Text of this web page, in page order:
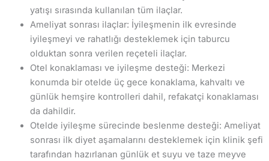
yatışı sırasında kullanılan tüm ilaçlar.
Ameliyat sonrası ilaçlar: İyileşmenin ilk evresinde
iyileşmeyi ve rahatlığı desteklemek için taburcu
olduktan sonra verilen reçeteli ilaçlar.
Otel konaklaması ve iyileşme desteği: Merkezi
konumda bir otelde üç gece konaklama, kahvaltı ve
günlük hemşire kontrolleri dahil, refakatçi konaklaması
da dahildir.
Otelde iyileşme sürecinde beslenme desteği: Ameliyat
sonrası ilk diyet aşamalarını desteklemek için klinik şefi
tarafından hazırlanan günlük et suyu ve taze meyve